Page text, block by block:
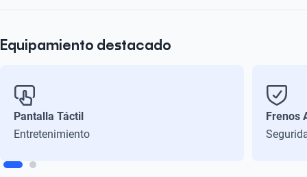
Equipamiento destacado
Pantalla Táctil
Entretenimiento
Frenos